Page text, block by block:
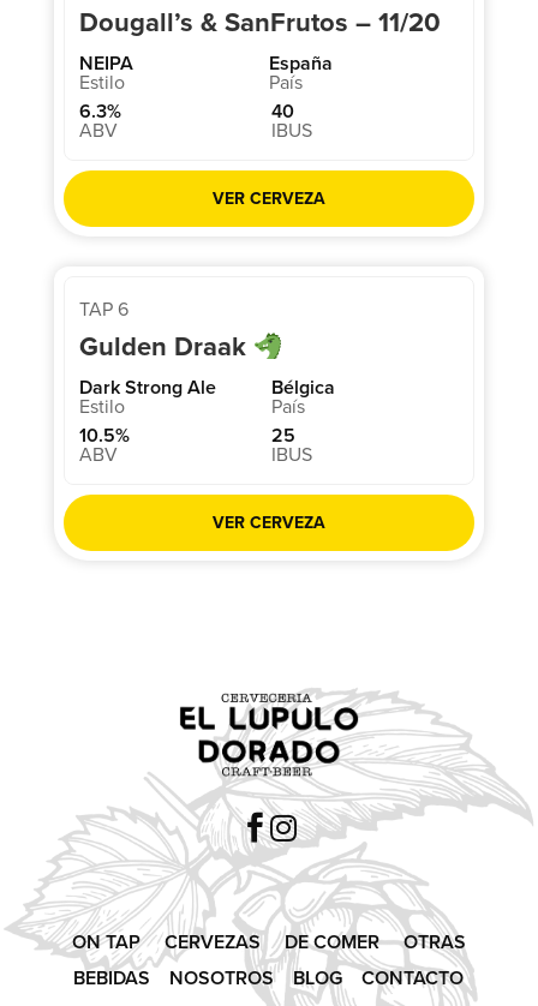
Dougall’s & SanFrutos – 11/20
NEIPA
España
6.3%
40
VER CERVEZA
TAP 6
Gulden Draak
Dark Strong Ale
Bélgica
10.5%
25
VER CERVEZA

ON TAP CERVEZAS DE COMER
OTRAS
BEBIDAS
NOSOTROS BLOG CONTACTO